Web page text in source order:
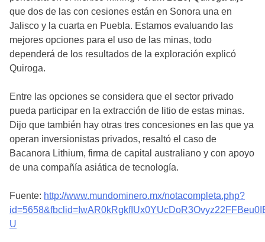
que dos de las con cesiones están en Sonora una en
Jalisco y la cuarta en Puebla. Estamos evaluando las
mejores opciones para el uso de las minas, todo
dependerá de los resultados de la exploración explicó
Quiroga.
Entre las opciones se considera que el sector privado
pueda participar en la extracción de litio de estas minas.
Dijo que también hay otras tres concesiones en las que ya
operan inversionistas privados, resaltó el caso de
Bacanora Lithium, firma de capital australiano y con apoyo
de una compañía asiática de tecnología.
Fuente: http://www.mundominero.mx/notacompleta.php?
U